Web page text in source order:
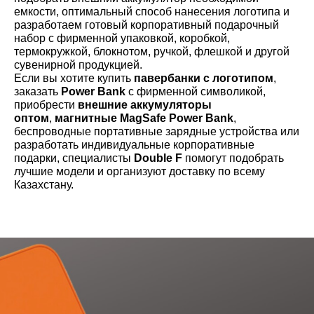
емкости, оптимальный способ нанесения логотипа и
разработаем готовый корпоративный подарочный
набор с фирменной упаковкой, коробкой,
термокружкой, блокнотом, ручкой, флешкой и другой
сувенирной продукцией.
Если вы хотите купить павербанки с логотипом,
заказать Power Bank с фирменной символикой,
приобрести внешние аккумуляторы
оптом, магнитные MagSafe Power Bank,
беспроводные портативные зарядные устройства или
разработать индивидуальные корпоративные
подарки, специалисты Double F помогут подобрать
лучшие модели и организуют доставку по всему
Казахстану.